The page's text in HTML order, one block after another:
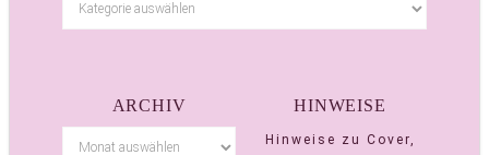
ARCHIV HINWEISE
Hinweise zu Cover,